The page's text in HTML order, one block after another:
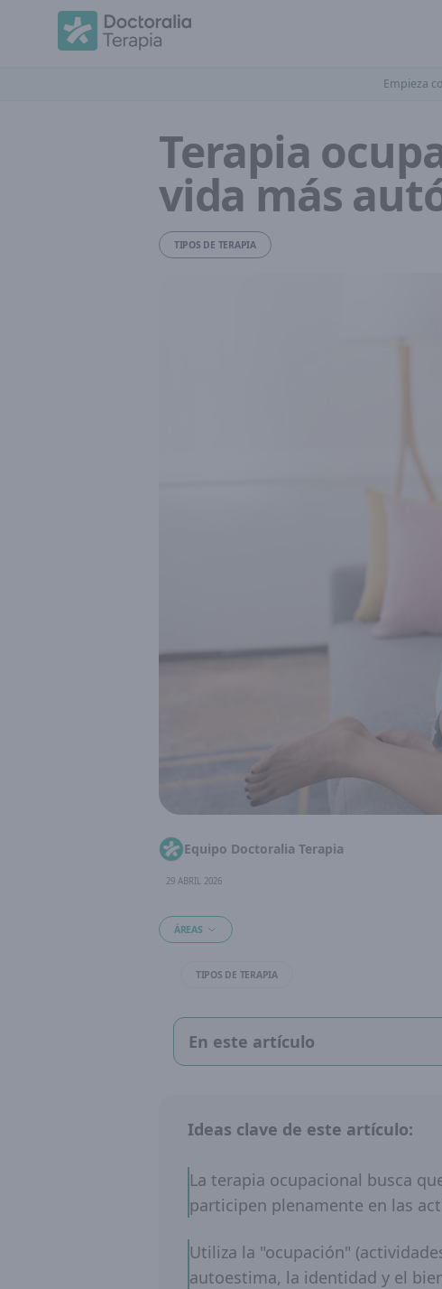
Empieza
Terapia
vida más
TIPOS DE TERAPIA
Equipo Doctoralia Terapia
29 ABRIL 2026
ÁREAS
TIPOS DE TERAPIA
En este artículo
Ideas clave de este artículo:
La terapia ocupacional busca
participen plenamente en las
Utiliza la "ocupación"
autoestima, la identidad y el